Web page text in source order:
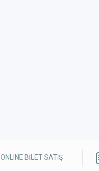
ONLINE BİLET SATIŞ